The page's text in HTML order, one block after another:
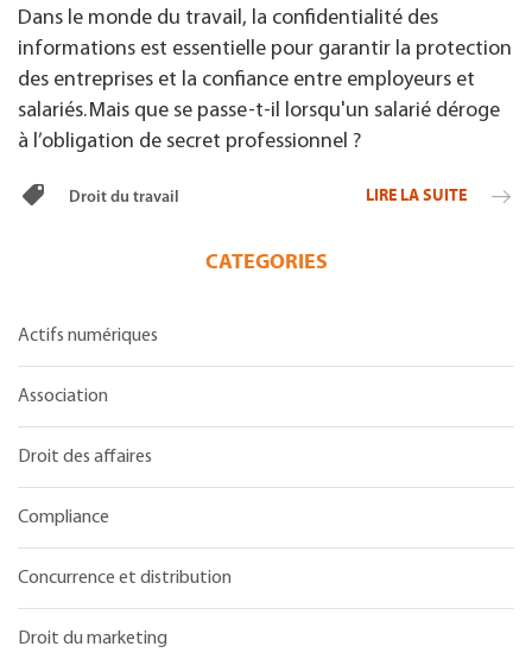
Dans le monde du travail, la confidentialité des
informations est essentielle pour garantir la protection
des entreprises et la confiance entre employeurs et
salariés. Mais que se passe-t-il lorsqu'un salarié déroge
à l’obligation de secret professionnel ?
Droit du travail LIRE LA SUITE
CATEGORIES
Actifs numériques
Association
Droit des affaires
Compliance
Concurrence et distribution
Droit du marketing